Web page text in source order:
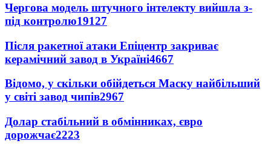
Чергова модель штучного інтелекту вийшла з-
під контролю19127
Після ракетної атаки Епіцентр закриває
керамічний завод в Україні4667
Відомо, у скільки обійдеться Маску найбільший
у світі завод чипів2967
Долар стабільний в обмінниках, євро
дорожчає2223